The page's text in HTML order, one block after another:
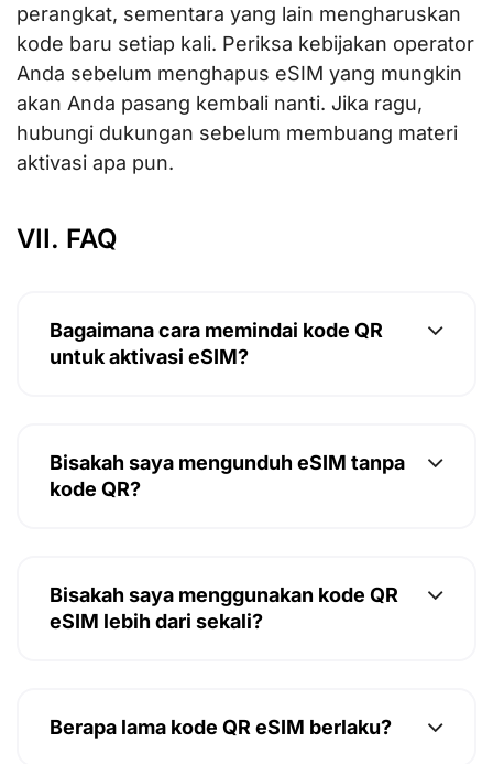
perangkat, sementara yang lain mengharuskan
kode baru setiap kali. Periksa kebijakan operator
Anda sebelum menghapus eSIM yang mungkin
akan Anda pasang kembali nanti. Jika ragu,
hubungi dukungan sebelum membuang materi
aktivasi apa pun.
VII. FAQ
Bagaimana cara memindai kode QR
untuk aktivasi eSIM?
Bisakah saya mengunduh eSIM tanpa
kode QR?
Bisakah saya menggunakan kode QR
eSIM lebih dari sekali?
Berapa lama kode QR eSIM berlaku?